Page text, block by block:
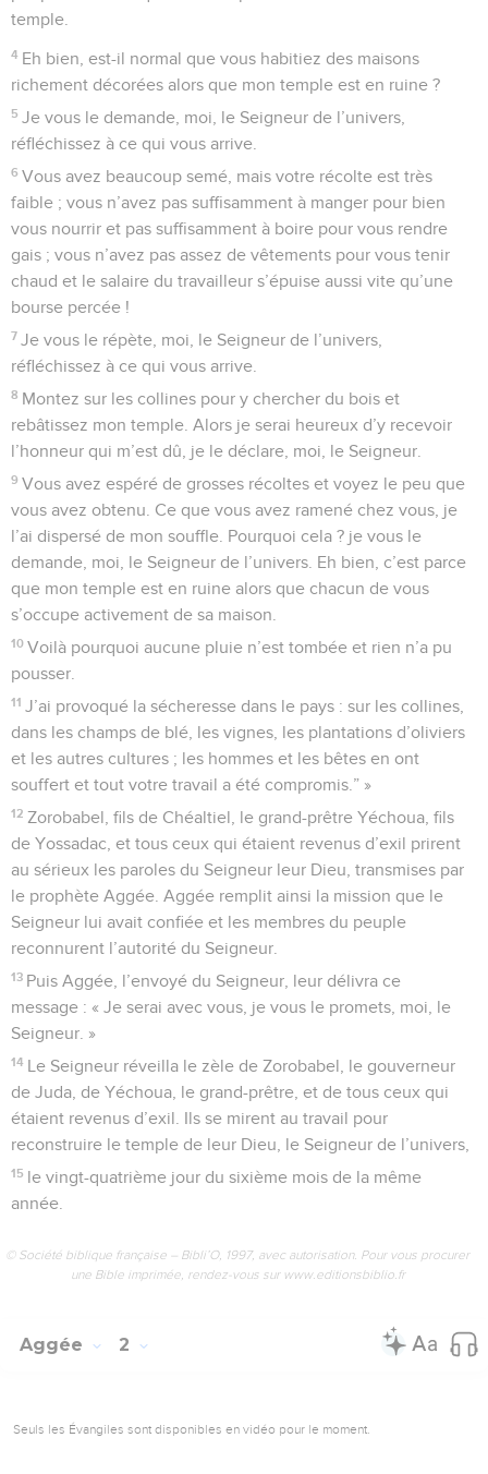
temple.
4 Eh bien, est-il normal que vous habitiez des maisons
richement décorées alors que mon temple est en ruine ?
5 Je vous le demande, moi, le Seigneur de l’univers,
réfléchissez à ce qui vous arrive.
6 Vous avez beaucoup semé, mais votre récolte est très
faible ; vous n’avez pas suffisamment à manger pour bien
vous nourrir et pas suffisamment à boire pour vous rendre
gais ; vous n’avez pas assez de vêtements pour vous tenir
chaud et le salaire du travailleur s’épuise aussi vite qu’une
bourse percée !
7 Je vous le répète, moi, le Seigneur de l’univers,
réfléchissez à ce qui vous arrive.
8 Montez sur les collines pour y chercher du bois et
rebâtissez mon temple. Alors je serai heureux d’y recevoir
l’honneur qui m’est dû, je le déclare, moi, le Seigneur.
9 Vous avez espéré de grosses récoltes et voyez le peu que
vous avez obtenu. Ce que vous avez ramené chez vous, je
l’ai dispersé de mon souffle. Pourquoi cela ? je vous le
demande, moi, le Seigneur de l’univers. Eh bien, c’est parce
que mon temple est en ruine alors que chacun de vous
s’occupe activement de sa maison.
10 Voilà pourquoi aucune pluie n’est tombée et rien n’a pu
pousser.
11 J’ai provoqué la sécheresse dans le pays : sur les collines,
dans les champs de blé, les vignes, les plantations d’oliviers
et les autres cultures ; les hommes et les bêtes en ont
souffert et tout votre travail a été compromis.” »
12 Zorobabel, fils de Chéaltiel, le grand-prêtre Yéchoua, fils
de Yossadac, et tous ceux qui étaient revenus d’exil prirent
au sérieux les paroles du Seigneur leur Dieu, transmises par
le prophète Aggée. Aggée remplit ainsi la mission que le
Seigneur lui avait confiée et les membres du peuple
reconnurent l’autorité du Seigneur.
13 Puis Aggée, l’envoyé du Seigneur, leur délivra ce
message : « Je serai avec vous, je vous le promets, moi, le
Seigneur. »
14 Le Seigneur réveilla le zèle de Zorobabel, le gouverneur
de Juda, de Yéchoua, le grand-prêtre, et de tous ceux qui
étaient revenus d’exil. Ils se mirent au travail pour
reconstruire le temple de leur Dieu, le Seigneur de l’univers,
15 le vingt-quatrième jour du sixième mois de la même
année.
© Société biblique française – Bibli’O, 1997, avec autorisation. Pour vous procurer
une Bible imprimée, rendez-vous sur www.editionsbiblio.fr
Aggée 2
Seuls les Évangiles sont disponibles en vidéo pour le moment.